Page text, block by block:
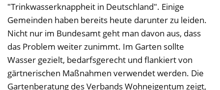
"Trinkwasserknappheit in Deutschland". Einige
Gemeinden haben bereits heute darunter zu leiden.
Nicht nur im Bundesamt geht man davon aus, dass
das Problem weiter zunimmt. Im Garten sollte
Wasser gezielt, bedarfsgerecht und flankiert von
gärtnerischen Maßnahmen verwendet werden. Die
Gartenberatung des Verbands Wohneigentum zeigt,